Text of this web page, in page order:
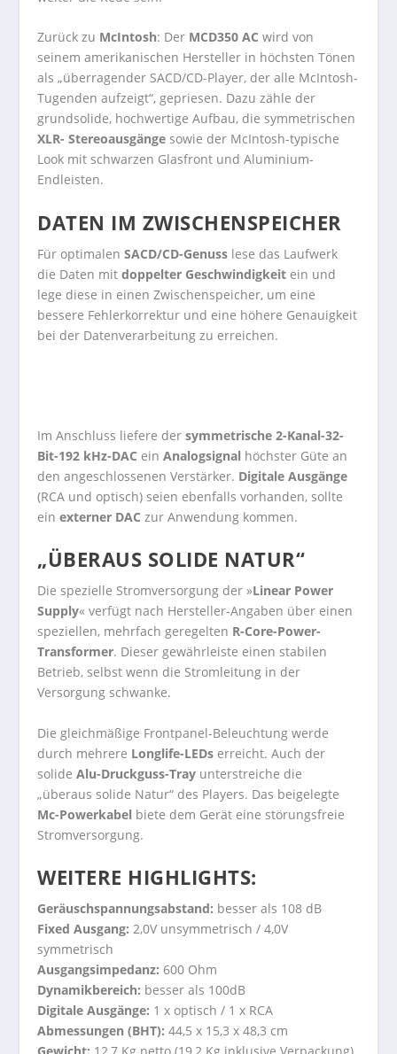
Zurück zu McIntosh: Der MCD350 AC wird von
seinem amerikanischen Hersteller in höchsten Tönen
als „überragender SACD/CD-Player, der alle McIntosh-
Tugenden aufzeigt“, gepriesen. Dazu zähle der
grundsolide, hochwertige Aufbau, die symmetrischen
XLR- Stereoausgänge sowie der McIntosh-typische
Look mit schwarzen Glasfront und Aluminium-
Endleisten.
DATEN IM ZWISCHENSPEICHER
Für optimalenSACD/CD-Genuss lese das Laufwerk
die Daten mitdoppelter Geschwindigkeit ein und
lege diese in einen Zwischenspeicher, um eine
bessere Fehlerkorrektur und eine höhere Genauigkeit
bei der Datenverarbeitung zu erreichen.
Im Anschluss liefere dersymmetrische 2-Kanal-32-
Bit-192 kHz-DAC einAnalogsignal höchster Güte an
den angeschlossenen Verstärker. Digitale Ausgänge
(RCA und optisch) seien ebenfalls vorhanden, sollte
einexterner DAC zur Anwendung kommen.
„ÜBERAUS SOLIDE NATUR“
Die spezielle Stromversorgung der »Linear Power
Supply« verfügt nach Hersteller-Angaben über einen
speziellen, mehrfach geregelten R-Core-Power-
Transformer. Dieser gewährleiste einen stabilen
Betrieb, selbst wenn die Stromleitung in der
Versorgung schwanke.
Die gleichmäßige Frontpanel-Beleuchtung werde
durch mehrere Longlife-LEDs erreicht. Auch der
solideAlu-Druckguss-Tray unterstreiche die
„überaus solide Natur“ des Players. Das beigelegte
Mc-Powerkabel biete dem Gerät eine störungsfreie
Stromversorgung.
WEITERE HIGHLIGHTS:
Geräuschspannungsabstand: besser als 108 dB
Fixed Ausgang: 2,0V unsymmetrisch / 4,0V
symmetrisch
Ausgangsimpedanz: 600 Ohm
Dynamikbereich: besser als 100dB
Digitale Ausgänge: 1 x optisch / 1 x RCA
Abmessungen (BHT): 44,5 x 15,3 x 48,3 cm